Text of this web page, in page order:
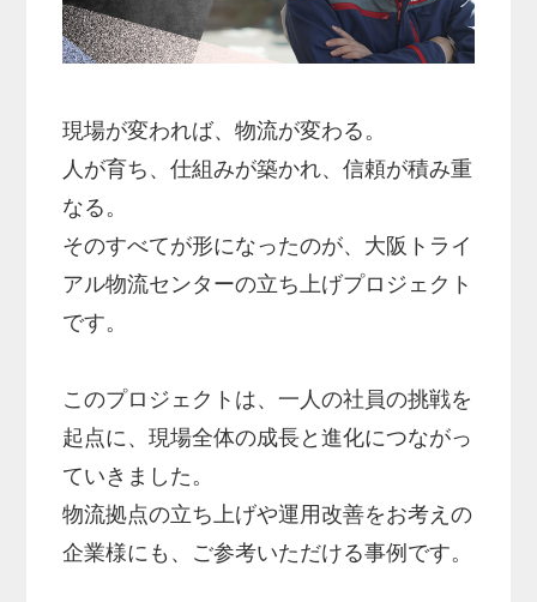
現場が変われば、物流が変わる。
人が育ち、仕組みが築かれ、信頼が積み重
なる。
そのすべてが形になったのが、大阪トライ
アル物流センターの立ち上げプロジェクト
です。
このプロジェクトは、一人の社員の挑戦を
起点に、現場全体の成長と進化につながっ
ていきました。
物流拠点の立ち上げや運用改善をお考えの
企業様にも、ご参考いただける事例です。